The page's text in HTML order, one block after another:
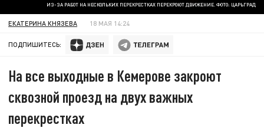
ИЗ-ЗА РАБОТ НА НЕСКОЛЬКИХ ПЕРЕКРЕСТКАХ ПЕРЕКРОЮТ ДВИЖЕНИЕ. ФОТО: ЦАРЬГРАД
ЕКАТЕРИНА КНЯЗЕВА 18 МАЯ 14:24
ПОДПИШИТЕСЬ:
На все выходные в Кемерове закроют
сквозной проезд на двух важных
перекрестках